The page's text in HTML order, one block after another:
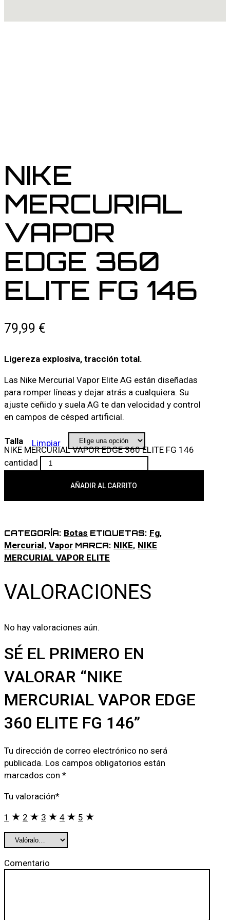
NIKE
MERCURIAL
VAPOR
EDGE 360
ELITE FG 146
79,99 €
Ligereza explosiva, tracción total.
Las Nike Mercurial Vapor Elite AG están diseñadas
para romper líneas y dejar atrás a cualquiera. Su
ajuste ceñido y suela AG te dan velocidad y control
en campos de césped artificial.
Talla Limpiar
NIKE MERCURIAL VAPOR EDGE 360 ELITE FG 146
cantidad
AÑADIR AL CARRITO
CATEGORÍA: Botas ETIQUETAS: Fg,
Mercurial, Vapor MARCA: NIKE, NIKE
MERCURIAL VAPOR ELITE
VALORACIONES
No hay valoraciones aún.
SÉ EL PRIMERO EN
VALORAR “NIKE
MERCURIAL VAPOR EDGE
360 ELITE FG 146”
Tu dirección de correo electrónico no será
publicada. Los campos obligatorios están
marcados con *
Tu valoración*
1 2 3 4 5
Comentario